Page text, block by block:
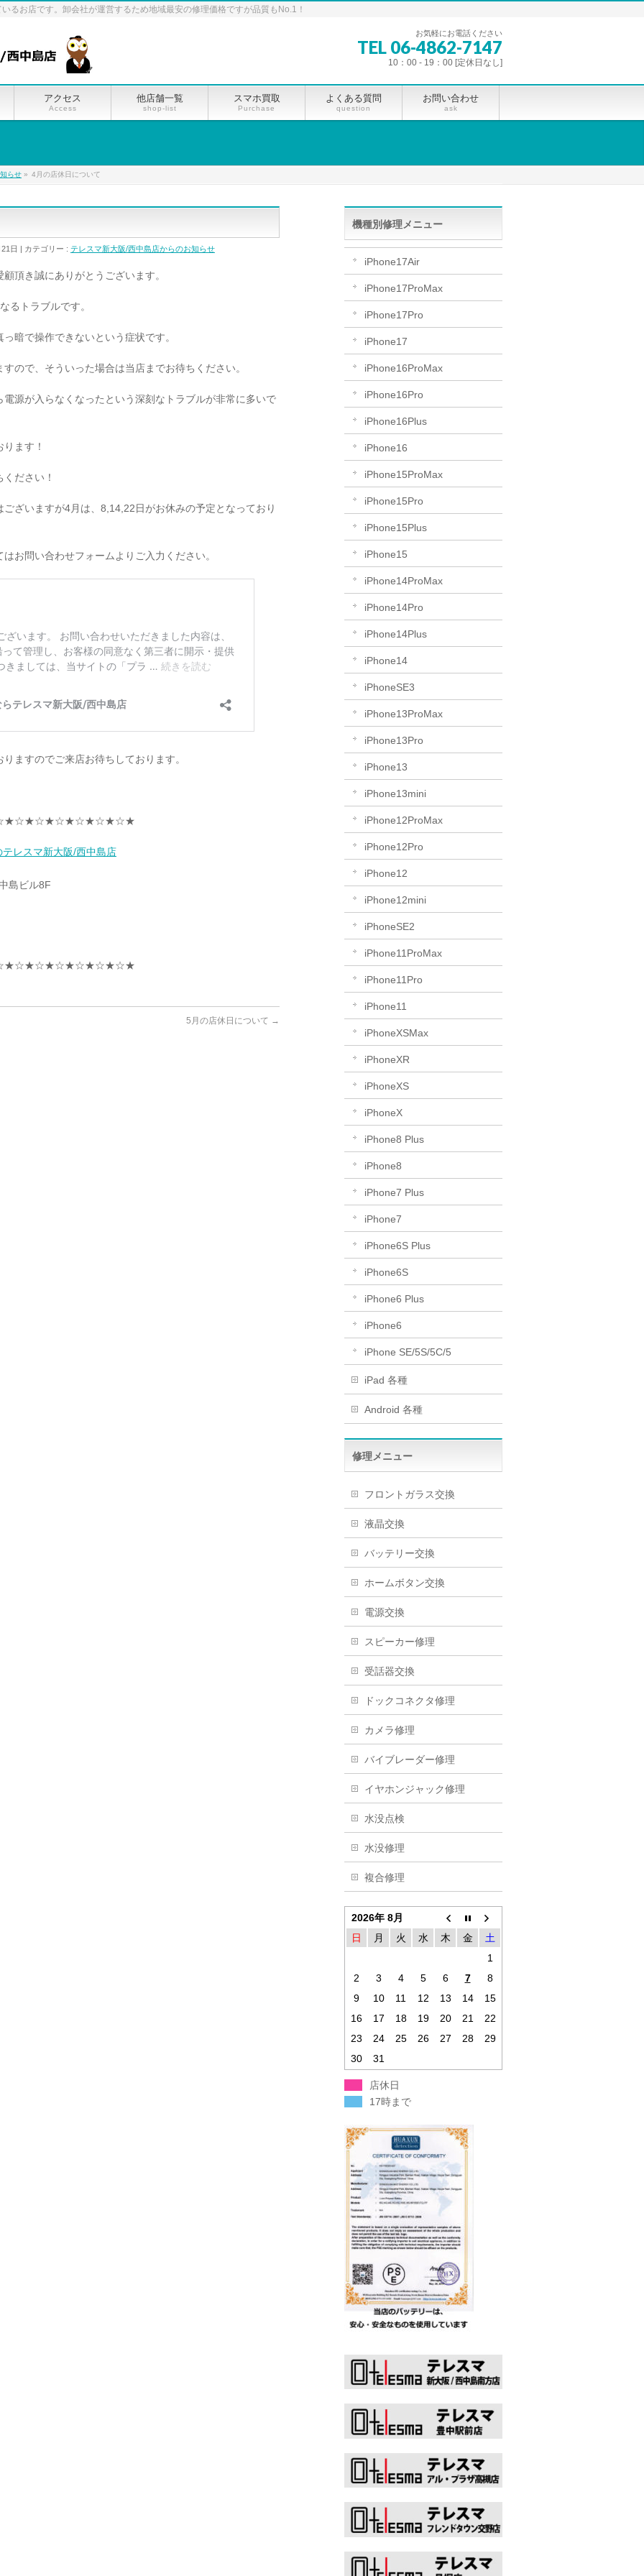
るお店です。卸会社が運営するため地域最安の修理価格ですが品質もNo.1！
お気軽にお電話ください
TEL 06-4862-7147
10：00 - 19：00 [定休日なし]
アクセス
Access
他店舗一覧
shop-list
スマホ買取
Purchase
よくある質問
question
お問い合わせ
ask
らせ » 4月の店休日について
日 カテゴリー : テレスマ新大阪/西中島店からのお知らせ
頂き誠にありがとうございます。
るトラブルです。
暗で操作できないという症状です。
ので、そういった場合は当店までお待ちください。
源が入らなくなったという深刻なトラブルが非常に多いで
ます！
ださい！
ざいますが4月は、8,14,22日がお休みの予定となっており
お問い合わせフォームよりご入力ください。
ますのでご来店お待ちしております。
レスマ新大阪/西中島店
島ビル8F
5月の店休日について →
機種別修理メニュー
iPhone17Air
iPhone17ProMax
iPhone17Pro
iPhone17
iPhone16ProMax
iPhone16Pro
iPhone16Plus
iPhone16
iPhone15ProMax
iPhone15Pro
iPhone15Plus
iPhone15
iPhone14ProMax
iPhone14Pro
iPhone14Plus
iPhone14
iPhoneSE3
iPhone13ProMax
iPhone13Pro
iPhone13
iPhone13mini
iPhone12ProMax
iPhone12Pro
iPhone12
iPhone12mini
iPhoneSE2
iPhone11ProMax
iPhone11Pro
iPhone11
iPhoneXSMax
iPhoneXR
iPhoneXS
iPhoneX
iPhone8 Plus
iPhone8
iPhone7 Plus
iPhone7
iPhone6S Plus
iPhone6S
iPhone6 Plus
iPhone6
iPhone SE/5S/5C/5
iPad 各種
Android 各種
修理メニュー
フロントガラス交換
液晶交換
バッテリー交換
ホームボタン交換
電源交換
スピーカー修理
受話器交換
ドックコネクタ修理
カメラ修理
バイブレーダー修理
イヤホンジャック修理
水没点検
水没修理
複合修理
2026年 8月
日
月 火 水 木 金
土
1
2
3 4 5 6 7
8
9
10 11 12 13 14
15
16
17 18 19 20 21
22
23
24 25 26 27 28
29
30
31
店休日
17時まで